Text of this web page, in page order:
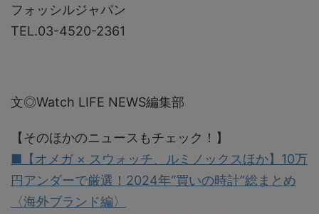
フォッシルジャパン
TEL.03-4520-2361
文◎Watch LIFE NEWS編集部
【そのほかのニュースもチェック！】
■【オメガ × スウォッチ、ルミノックスほか】10万
円アンダーで厳選！2024年“買いの時計“総まとめ
〈海外ブランド編〉